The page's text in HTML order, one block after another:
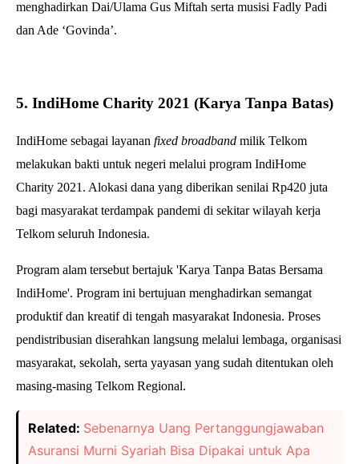
menghadirkan Dai/Ulama Gus Miftah serta musisi Fadly Padi
dan Ade ‘Govinda’.
5. IndiHome Charity 2021 (Karya Tanpa Batas)
IndiHome sebagai layanan fixed broadband milik Telkom
melakukan bakti untuk negeri melalui program IndiHome
Charity 2021. Alokasi dana yang diberikan senilai Rp420 juta
bagi masyarakat terdampak pandemi di sekitar wilayah kerja
Telkom seluruh Indonesia.
Program alam tersebut bertajuk 'Karya Tanpa Batas Bersama
IndiHome'. Program ini bertujuan menghadirkan semangat
produktif dan kreatif di tengah masyarakat Indonesia. Proses
pendistribusian diserahkan langsung melalui lembaga, organisasi
masyarakat, sekolah, serta yayasan yang sudah ditentukan oleh
masing-masing Telkom Regional.
Related: Sebenarnya Uang Pertanggungjawaban
Asuransi Murni Syariah Bisa Dipakai untuk Apa